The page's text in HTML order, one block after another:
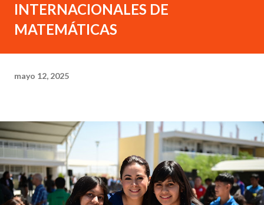
INTERNACIONALES DE
MATEMÁTICAS
mayo 12, 2025